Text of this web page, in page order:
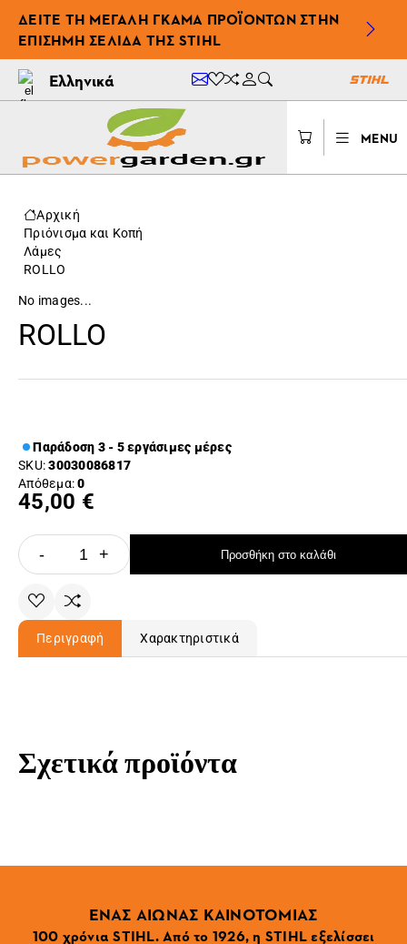
ΔΕΊΤΕ ΤΗ ΜΕΓΆΛΗ ΓΚΆΜΑ ΠΡΟΪΌΝΤΩΝ ΣΤΗΝ
ΕΠΊΣΗΜΗ ΣΕΛΊΔΑ ΤΗΣ STIHL
Ελληνικά
MENU
Αρχική
Πριόνισμα και Κοπή
Λάμες
ROLLO
No images...
ROLLO
Παράδοση 3 - 5 εργάσιμες μέρες
SKU:30030086817
Απόθεμα:0
45,00 €
- + Προσθήκη στο καλάθι
Περιγραφή Χαρακτηριστικά
Σχετικά προϊόντα
ΕΝΑΣ ΑΙΩΝΑΣ ΚΑΙΝΟΤΟΜΙΑΣ
100 χρόνια STIHL. Από το 1926, η STIHL εξελίσσει